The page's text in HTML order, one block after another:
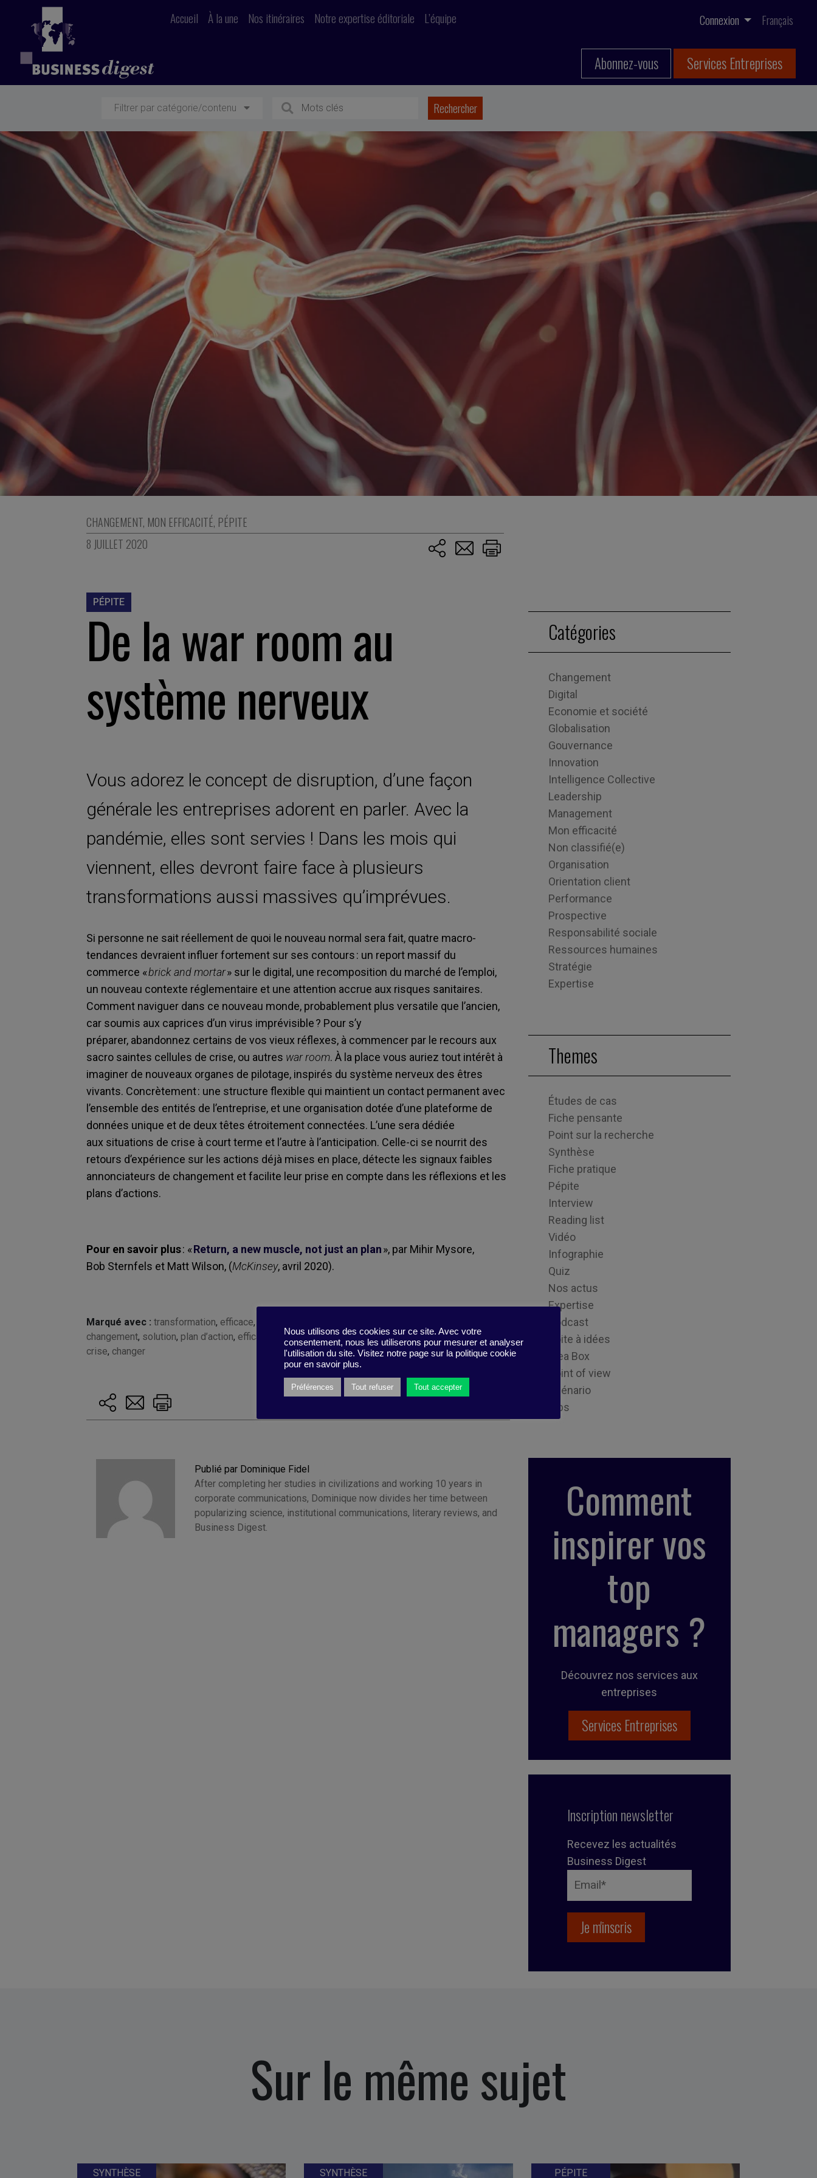
Accueil À la une Nos itinéraires Notre expertise éditoriale L’équipe Connexion Français
Abonnez-vous Services Entreprises
Filtrer par catégorie/contenu
CHANGEMENT, MON EFFICACITÉ, PÉPITE
8 JUILLET 2020
PÉPITE
De la war room au
système nerveux
Vous adorez le concept de disruption, d’une façon
générale les entreprises adorent en parler. Avec la
pandémie, elles sont servies ! Dans les mois qui
viennent, elles devront faire face à plusieurs
transformations aussi massives qu’imprévues.
Si personne ne sait réellement de quoi le nouveau normal sera fait, quatre macro-
tendances devraient influer fortement sur ses contours : un report massif du
commerce «brick andmortar» sur le digital, une recomposition du marché de l’emploi,
un nouveau contexte réglementaire et une attention accrue aux risques sanitaires.
Comment naviguer dans ce nouveau monde, probablement plus versatile que l’ancien,
car soumis aux caprices d’un virus imprévisible ? Pour s’y
préparer, abandonnez certains de vos vieux réflexes, à commencer par le recours aux
sacro saintes cellules de crise, ou autres warroom. À la place vous auriez tout intérêt à
imaginer de nouveaux organes de pilotage, inspirés du système nerveux des êtres
vivants. Concrètement : une structure flexible qui maintient un contact permanent avec
l’ensemble des entités de l’entreprise, et une organisation dotée d’une plateforme de
données unique et de deux têtes étroitement connectées. L’une sera dédiée
aux situations de crise à court terme et l’autre à l’anticipation. Celle-ci se nourrit des
retours d’expérience sur les actions déjà mises en place, détecte les signaux faibles
annonciateurs de changement et facilite leur prise en compte dans les réflexions et les
plans d’actions.
Pour en savoir plus: «Return, a new muscle, not just an plan», par Mihir Mysore,
Bob Sternfels et Matt Wilson, (McKinsey, avril 2020).
Marqué avec : transformation, efficace,
changement, solution, plan d’action, efficacité routine,flexibilité, Covid,gestion de crise, habitude
crise, changer
Publié par Dominique Fidel
After completing her studies in civilizations and working 10 years in
corporate communications, Dominique now divides her time between
popularizing science, institutional communications, literary reviews, and
Business Digest.
Catégories
Changement
Digital
Economie et société
Globalisation
Gouvernance
Innovation
Intelligence Collective
Leadership
Management
Mon efficacité
Non classifié(e)
Organisation
Orientation client
Performance
Prospective
Responsabilité sociale
Ressources humaines
Stratégie
Expertise
Themes
Études de cas
Fiche pensante
Point sur la recherche
Synthèse
Fiche pratique
Pépite
Interview
Reading list
Vidéo
Infographie
Quiz
Nos actus
Expertise
Podcast
Boite à idées
Idea Box
Point of view
Scénario
Tips
Comment
inspirer vos
top
managers ?
Découvrez nos services aux
entreprises
Services Entreprises
Inscription newsletter
Recevez les actualités
Business Digest
Sur le même sujet
SYNTHÈSE SYNTHÈSE PÉPITE
Nous utilisons des cookies sur ce site. Avec votre
consentement, nous les utiliserons pour mesurer et analyser
l'utilisation du site. Visitez notre page sur la politique cookie
pour en savoir plus.
Préférences Tout refuser Tout accepter